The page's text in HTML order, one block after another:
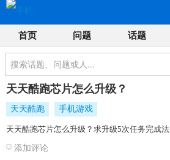
首页 问题 话题
天天酷跑芯片怎么升级？
天天酷跑 手机游戏
天天酷跑芯片怎么升级？求升级5次任务完成法
添加评论